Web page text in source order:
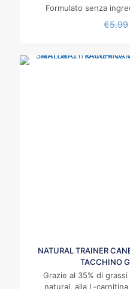
Formulato senza
€5.99
NATURAL TRAINER
TACCHINO
Grazie al 35% di
natural, alla L-